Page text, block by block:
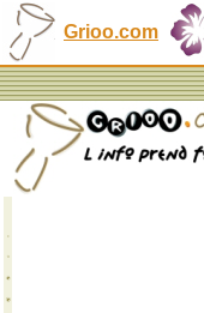
Grioo.com